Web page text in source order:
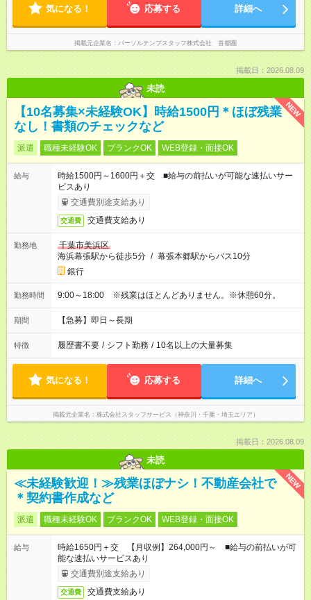
気になる！ 応募する 詳細へ
掲載元企業名 パーソルテンプスタッフ株式会社 首都圏
掲載日：2026.08.09
未読
NEW
【10名募集×未経験OK】時給1500円＊ほぼ残業
なし！書類のチェックなど
派遣 職種未経験OK ブランクOK WEB登録・面接OK
給与
時給1500円～1600円＋交 ■給与の前払いが可能な速払いサー
ビスあり
交通費別途支給あり
交通費 交通費支給あり
勤務地
千葉市美浜区
海浜幕張駅から徒歩5分 / 幕張本郷駅からバス10分
銀行
勤務時間 9:00～18:00 ※残業はほとんどありません。※休憩60分。
期間 【急募】即日～長期
特徴 履歴書不要 / シフト勤務 / 10名以上の大量募集
気になる！ 応募する 詳細へ
掲載元企業名 株式会社スタッフサービス（神奈川・千葉・埼玉エリア）
掲載日：2026.08.09
未読
NEW
≪未経験歓迎！≫残業ほぼナシ！不動産会社で
＊契約書作成など
派遣 職種未経験OK ブランクOK WEB登録・面接OK
給与
時給1650円＋交 【月収例】264,000円～ ■給与の前払いが可
能な速払いサービスあり
交通費別途支給あり
交通費 交通費支給あり